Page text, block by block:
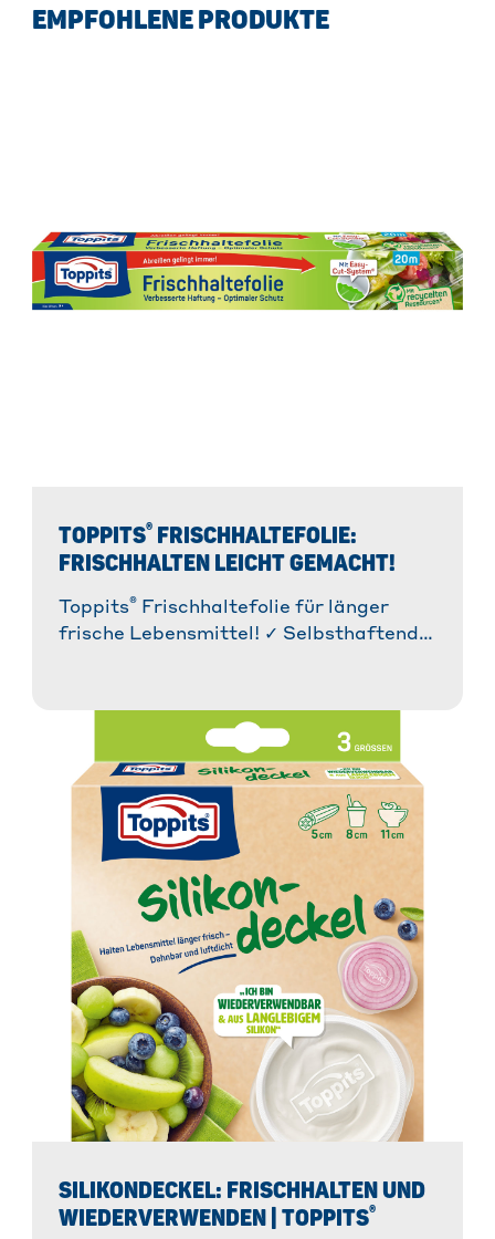
EMPFOHLENE PRODUKTE
TOPPITS® FRISCHHALTEFOLIE:
FRISCHHALTEN LEICHT GEMACHT!
Toppits® Frischhaltefolie für länger
frische Lebensmittel! ✓ Selbsthaftend &
SILIKONDECKEL: FRISCHHALTEN UND
WIEDERVERWENDEN | TOPPITS®